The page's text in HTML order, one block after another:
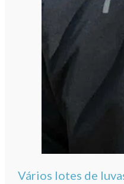
Vários lotes de